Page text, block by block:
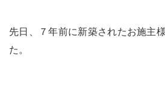
先日、７年前に新築されたお施主
た。